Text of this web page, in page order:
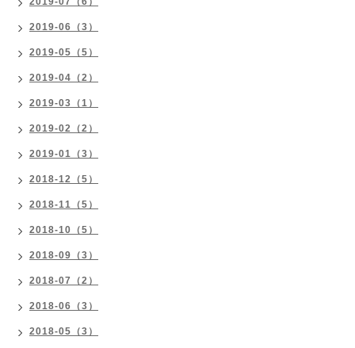
2019-06（3）
2019-05（5）
2019-04（2）
2019-03（1）
2019-02（2）
2019-01（3）
2018-12（5）
2018-11（5）
2018-10（5）
2018-09（3）
2018-07（2）
2018-06（3）
2018-05（3）